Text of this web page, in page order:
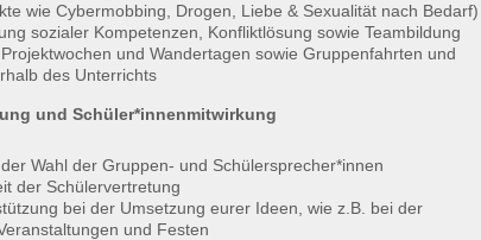
wie Cybermobbing, Drogen, Liebe & Sexualität nach Bedarf)
sozialer Kompetenzen, Konfliktlösung sowie Teambildung
und Wandertagen sowie Gruppenfahrten und
des Unterrichts
und Schüler*innenmitwirkung
Wahl der Gruppen- und Schülersprecher*innen
der Schülervertretung
bei der Umsetzung eurer Ideen, wie z.B. bei der
und Festen